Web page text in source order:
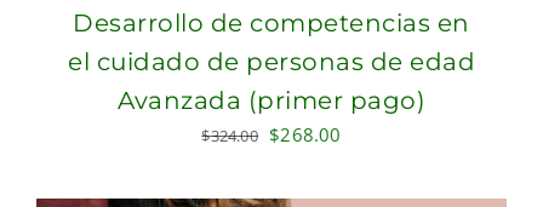
Desarrollo de competencias en
el cuidado de personas de edad
Avanzada (primer pago)
$324.00 Original
was:
$268.00
is: